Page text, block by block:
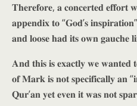
𝐓𝐡𝐞𝐫𝐞𝐟𝐨𝐫𝐞, 𝐚 𝐜𝐨𝐧𝐜𝐞𝐫𝐭𝐞𝐝 𝐞𝐟𝐟𝐨𝐫𝐭
𝐚𝐩𝐩𝐞𝐧𝐝𝐢𝐱 𝐭𝐨 “𝐆𝐨𝐝’𝐬
𝐚𝐧𝐝 𝐥𝐨𝐨𝐬𝐞 𝐡𝐚𝐝 𝐢𝐭𝐬 𝐨𝐰𝐧 𝐠𝐚𝐮𝐜𝐡𝐞
𝐀𝐧𝐝 𝐭𝐡𝐢𝐬 𝐢𝐬 𝐞𝐱𝐚𝐜𝐭𝐥𝐲 𝐰𝐞 𝐰𝐚𝐧𝐭𝐞𝐝
𝐨𝐟 𝐌𝐚𝐫𝐤 𝐢𝐬 𝐧𝐨𝐭 𝐬𝐩𝐞𝐜𝐢𝐟𝐢𝐜𝐚𝐥𝐥𝐲 𝐚𝐧
𝐐𝐮𝐫’𝐚𝐧 𝐲𝐞𝐭 𝐞𝐯𝐞𝐧 𝐢𝐭 𝐰𝐚𝐬 𝐧𝐨𝐭